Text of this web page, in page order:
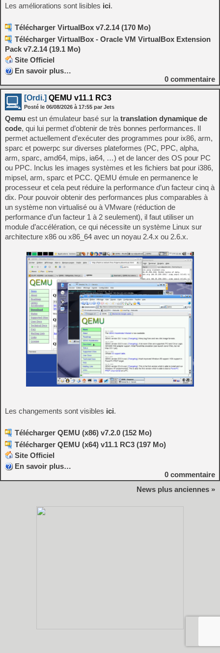
Les améliorations sont lisibles ici.
Télécharger VirtualBox v7.2.14 (170 Mo)
Télécharger VirtualBox - Oracle VM VirtualBox Extension
Pack v7.2.14 (19.1 Mo)
Site Officiel
En savoir plus…
0 commentaire
[Ordi.] QEMU v11.1 RC3
Posté le 06/08/2026 à 17:55 par Jets
Qemu est un émulateur basé sur la translation dynamique de
code, qui lui permet d’obtenir de très bonnes performances. Il
permet actuellement d’exécuter des programmes pour ix86, arm,
sparc et powerpc sur diverses plateformes (PC, PPC, alpha,
arm, sparc, amd64, mips, ia64, …) et de lancer des OS pour PC
ou PPC. Inclus les images systèmes et les fichiers bat pour i386,
mipsel, arm, sparc et PCC. QEMU émule en permanence le
processeur et cela peut réduire la performance d’un facteur cinq à
dix. Pour pouvoir obtenir des performances plus comparables à
un système non virtualisé ou à VMware (réduction de
performance d’un facteur 1 à 2 seulement), il faut utiliser un
module d’accélération, ce qui nécessite un système Linux sur
architecture x86 ou x86_64 avec un noyau 2.4.x ou 2.6.x.
Les changements sont visibles ici.
Télécharger QEMU (x86) v7.2.0 (152 Mo)
Télécharger QEMU (x64) v11.1 RC3 (197 Mo)
Site Officiel
En savoir plus…
0 commentaire
News plus anciennes »